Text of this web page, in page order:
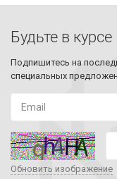
Будьте в курсе
Подпишитесь на
специальных
Обновить изображение